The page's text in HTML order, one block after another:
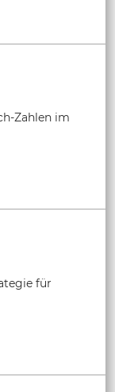
Zahlen im
für